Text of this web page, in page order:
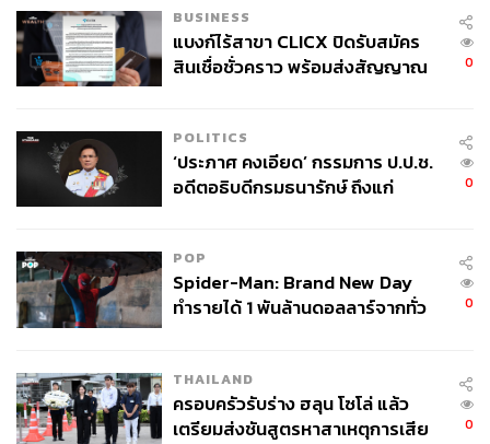
และ Johnson & Johnson ได้แสดงความคัดค้านต่อข้อเสนอ
การจำกัดจำนวนประชากรดังกล่าว
รูดอล์ฟ มินช์ หัวหน้านักเศรษฐศาสตร์ กล่าวในแถลงการณ์
เซอร์แลนด์ขึ้นอยู่กับ “ความเปิดกว้าง นวัตกรรม และความ
สัมพันธ์ทางเศรษฐกิจที่แข็งแกร่งกับยุโรป”
ฐาน และการเติบโตของประชากรเป็นเรื่องที่ต้องได้รับการ
พิจารณาอย่างจริงจัง และความท้าทายเหล่านี้จำเป็นต้องได้
รับการแก้ไขด้วยแนวทางทางการเมืองที่สามารถปฏิบัติได้
จริง การจำกัดการย้ายถิ่นฐานที่ตายตัวไม่ใช่คำตอบที่ถูกต้อง
ข้อตกลงทวิภาคีกับสหภาพยุโรป ซึ่งมีความสำคัญอย่างยิ่งต่อ
เศรษฐกิจของสวิตเซอร์แลนด์” มินช์ กล่าว
BUSINESS
แบงก์ไร้สาขา CLICX ปิดรับสมัคร
สินเชื่อชั่วคราว พร้อมส่งสัญญาณ
0
POLITICS
‘ประภาศ คงเอียด’ กรรมการ ป.ป.ช.
อดีตอธิบดีกรมธนารักษ์ ถึงแก่
0
POP
Spider-Man: Brand New Day
ทำรายได้ 1 พันล้านดอลลาร์จากทั่ว
0
THAILAND
ครอบครัวรับร่าง ฮลุน โซโล่ แล้ว
เตรียมส่งชันสูตรหาสาเหตุการเสีย
0